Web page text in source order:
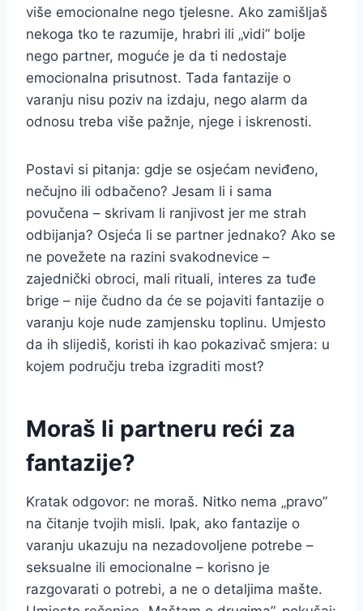
više emocionalne nego tjelesne. Ako zamišljaš
nekoga tko te razumije, hrabri ili „vidi” bolje
nego partner, moguće je da ti nedostaje
emocionalna prisutnost. Tada fantazije o
varanju nisu poziv na izdaju, nego alarm da
odnosu treba više pažnje, njege i iskrenosti.
Postavi si pitanja: gdje se osjećam neviđeno,
nečujno ili odbačeno? Jesam li i sama
povučena – skrivam li ranjivost jer me strah
odbijanja? Osjeća li se partner jednako? Ako se
ne povežete na razini svakodnevice –
zajednički obroci, mali rituali, interes za tuđe
brige – nije čudno da će se pojaviti fantazije o
varanju koje nude zamjensku toplinu. Umjesto
da ih slijediš, koristi ih kao pokazivač smjera: u
kojem području treba izgraditi most?
Moraš li partneru reći za
fantazije?
Kratak odgovor: ne moraš. Nitko nema „pravo”
na čitanje tvojih misli. Ipak, ako fantazije o
varanju ukazuju na nezadovoljene potrebe –
seksualne ili emocionalne – korisno je
razgovarati o potrebi, a ne o detaljima mašte.